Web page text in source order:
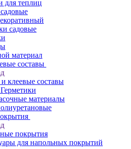
для теплиц
садовые
материал
составы
клеевые составы
материалы
покрытия
для напольных покрытий